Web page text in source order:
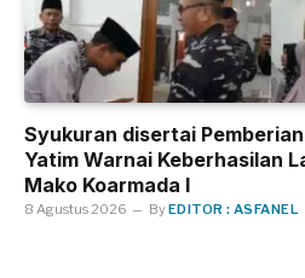
Syukuran disertai
Yatim Warnai Keberhasilan
Mako Koarmada I
8 Agustus 2026 ByEDITOR : ASFANEL